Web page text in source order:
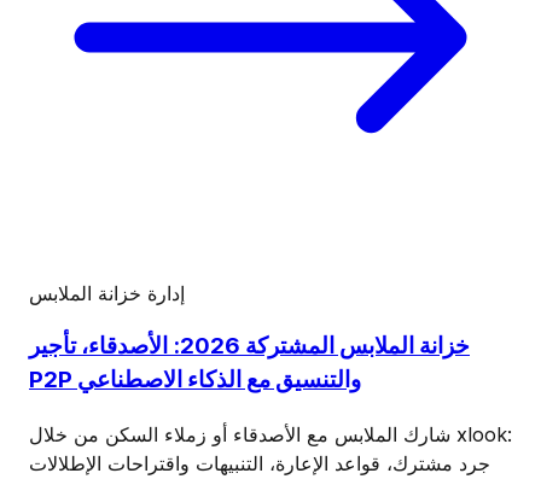
إدارة خزانة الملابس
خزانة الملابس المشتركة 2026: الأصدقاء، تأجير
P2P والتنسيق مع الذكاء الاصطناعي
شارك الملابس مع الأصدقاء أو زملاء السكن من خلال xlook:
جرد مشترك، قواعد الإعارة، التنبيهات واقتراحات الإطلالات